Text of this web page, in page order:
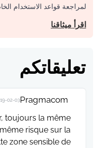
لمراجعة قواعد الاستخدام
اقرأ ميثاقنا
تعليقاتكم
Pragmacom
02-03 11:49:42
toujours la même
risque sur la
zone sensible de